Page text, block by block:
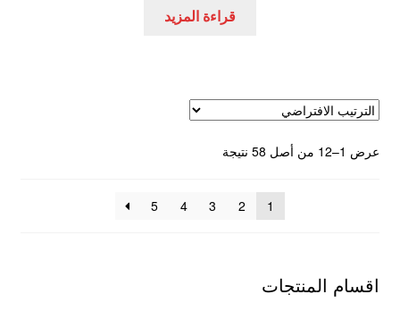
قراءة المزيد
عرض 1–12 من أصل 58 نتيجة
1
2
3
4
5
اقسام المنتجات